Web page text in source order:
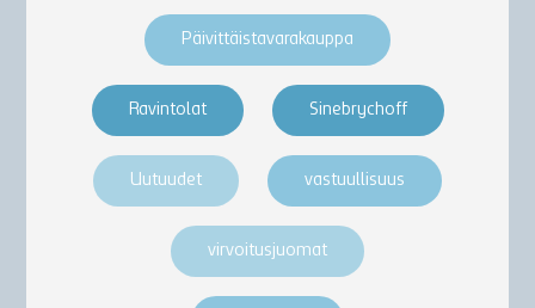
Päivittäistavarakauppa
Ravintolat Sinebrychoff
Uutuudet vastuullisuus
virvoitusjuomat